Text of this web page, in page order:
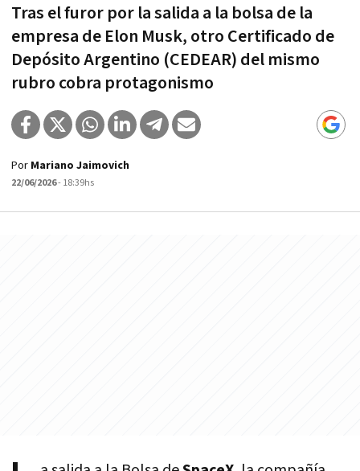
Tras el furor por la salida a la bolsa de la
empresa de Elon Musk, otro Certificado de
Depósito Argentino (CEDEAR) del mismo
rubro cobra protagonismo
Por Mariano Jaimovich
22/06/2026- 18:39hs